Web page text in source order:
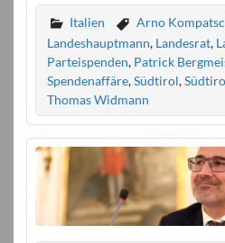
Italien Arno
Landeshauptmann, Landesrat,
Parteispenden, Patrick
Spendenaffäre,Südtirol,
Thomas Widmann